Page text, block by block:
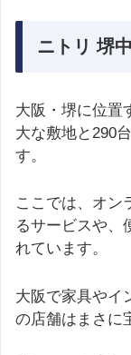
ニトリ 堺
大阪・堺に位置
大な敷地と290
す。
ここでは、オン
るサービスや、
れています。
大阪で家具やイ
の店舗はまさに